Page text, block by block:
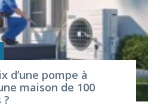
d’une pompe à
maison de 100
?